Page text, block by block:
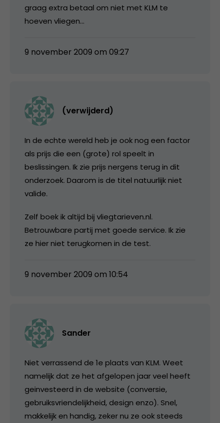
graag extra betaal om niet met KLM te
hoeven vliegen…
9 november 2009 om 09:27
(verwijderd)
In de echte wereld heb je ook nog een factor
als prijs die een (grote) rol speelt in
beslissingen. Ik zie prijs nergens terug in dit
onderzoek. Daarom is de titel natuurlijk niet
valide.
Zelf boek ik altijd bij vliegtarieven.nl.
Betrouwbare partij met goede service. Ik zie
ze hier niet terugkomen in de test.
9 november 2009 om 10:54
Sander
Niet verrassend de 1e plaats van KLM. Weet
namelijk dat ze het afgelopen jaar veel heeft
geinvesteerd in de website (conversie,
gebruiksvriendelijkheid, design enzo). Snel,
makkelijk en handig, zeker nu ze ook steeds